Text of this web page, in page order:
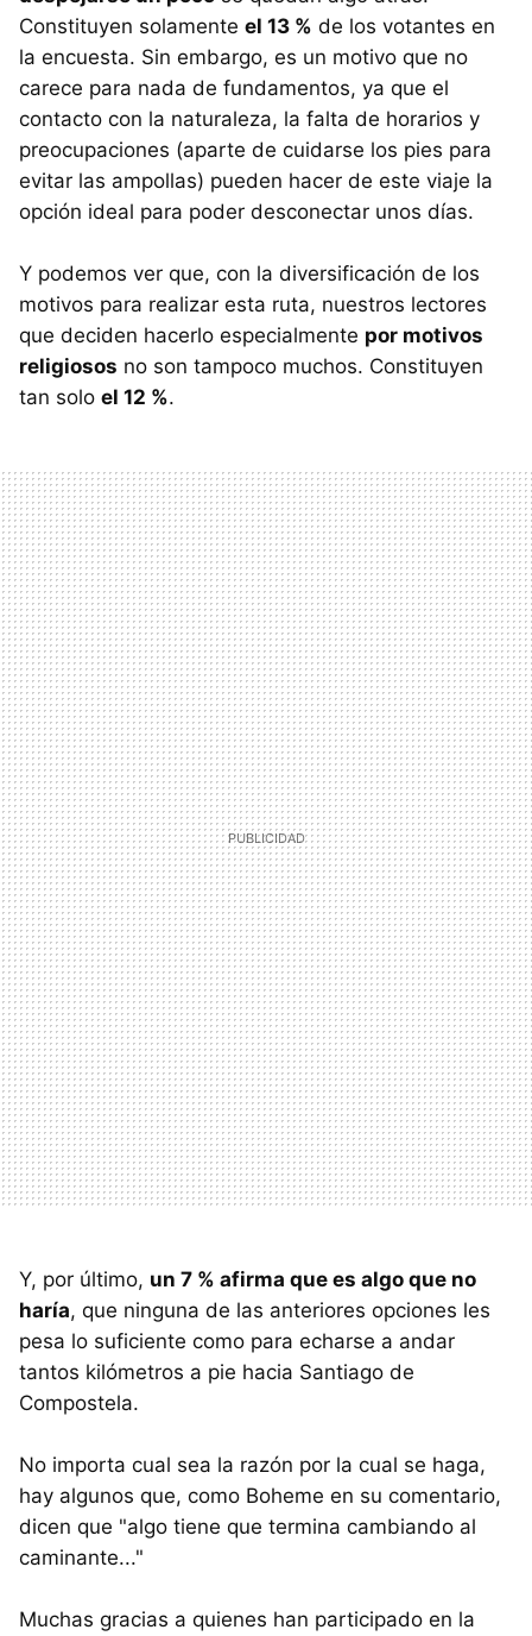
Constituyen solamente el 13 % de los votantes en
la encuesta. Sin embargo, es un motivo que no
carece para nada de fundamentos, ya que el
contacto con la naturaleza, la falta de horarios y
preocupaciones (aparte de cuidarse los pies para
evitar las ampollas) pueden hacer de este viaje la
opción ideal para poder desconectar unos días.
Y podemos ver que, con la diversificación de los
motivos para realizar esta ruta, nuestros lectores
que deciden hacerlo especialmente por motivos
religiosos no son tampoco muchos. Constituyen
tan solo el 12 %.
Y, por último, un 7 % afirma que es algo que no
haría, que ninguna de las anteriores opciones les
pesa lo suficiente como para echarse a andar
tantos kilómetros a pie hacia Santiago de
Compostela.
No importa cual sea la razón por la cual se haga,
hay algunos que, como Boheme en su comentario,
dicen que "algo tiene que termina cambiando al
caminante..."
Muchas gracias a quienes han participado en la